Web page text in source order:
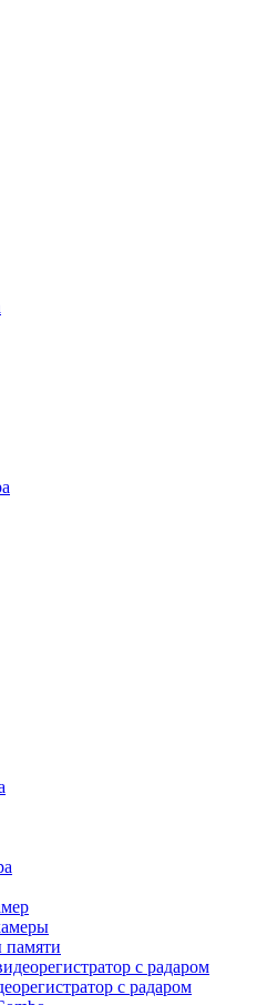
памяти
с радаром